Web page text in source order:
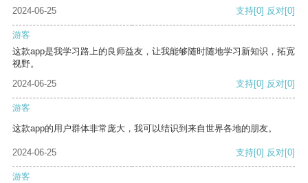
2024-06-25 支持[0] 反对[0]
游客
这款app是我学习路上的良师益友，让我能够随时随地学习新知识，拓宽
视野。
2024-06-25
支持[0] 反对[0]
游客
这款app的用户群体非常庞大，我可以结识到来自世界各地的朋友。
2024-06-25 支持[0] 反对[0]
游客